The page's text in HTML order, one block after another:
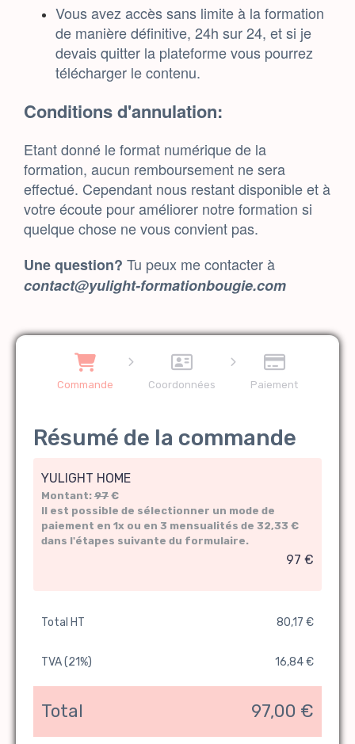
Vous avez accès sans limite à la formation
de manière définitive, 24h sur 24, et si je
devais quitter la plateforme vous pourrez
télécharger le contenu.
Conditions d'annulation:
Etant donné le format numérique de la
formation, aucun remboursement ne sera
effectué. Cependant nous restant disponible et à
votre écoute pour améliorer notre formation si
quelque chose ne vous convient pas.
Une question? Tu peux me contacter à
contact@yulight-formationbougie.com
Commande Coordonnées Paiement
Résumé de la commande
YULIGHT HOME
Montant: 97 €
Il est possible de sélectionner un mode de
paiement en 1x ou en 3 mensualités de 32,33 €
dans l'étapes suivante du formulaire.
97 €
Total HT 80,17 €
TVA (21%) 16,84 €
Total 97,00 €